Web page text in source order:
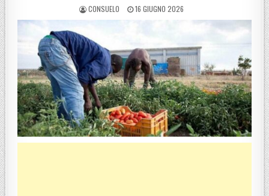
POSTED BY
CONSUELO POSTED ON
16 GIUGNO 2026